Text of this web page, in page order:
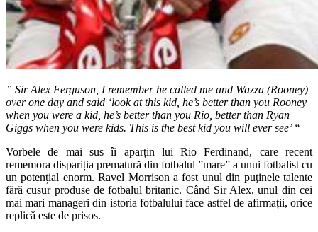
” Sir Alex Ferguson, I remember he called me and Wazza (Rooney)
over one day and said ‘look at this kid, he’s better than you Rooney
when you were a kid, he’s better than you Rio, better than Ryan
Giggs when you were kids. This is the best kid you will ever see’ “
Vorbele de mai sus îi aparțin lui Rio Ferdinand, care recent
rememora dispariția prematură din fotbalul ”mare” a unui fotbalist cu
un potențial enorm. Ravel Morrison a fost unul din puţinele talente
fără cusur produse de fotbalul britanic. Când Sir Alex, unul din cei
mai mari manageri din istoria fotbalului face astfel de afirmații, orice
replică este de prisos.